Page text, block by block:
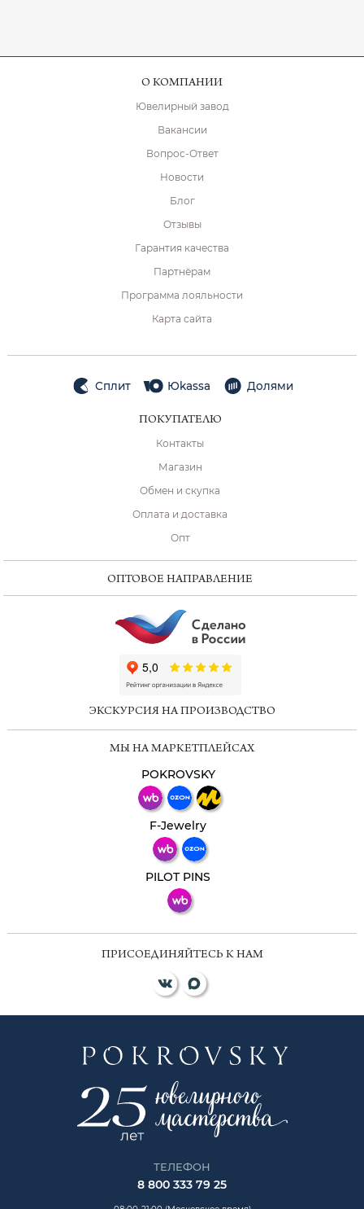
О КОМПАНИИ
Ювелирный завод
Вакансии
Вопрос-Ответ
Новости
Блог
Отзывы
Гарантия качества
Партнёрам
Программа лояльности
Карта сайта
Сплит Юkassa Долями
ПОКУПАТЕЛЮ
Контакты
Магазин
Обмен и скупка
Оплата и доставка
Опт
ОПТОВОЕ НАПРАВЛЕНИЕ
ЭКСКУРСИЯ НА ПРОИЗВОДСТВО
МЫ НА МАРКЕТПЛЕЙСАХ
POKROVSKY
F-Jewelry
PILOT PINS
ПРИСОЕДИНЯЙТЕСЬ К НАМ
ТЕЛЕФОН
8 800 333 79 25